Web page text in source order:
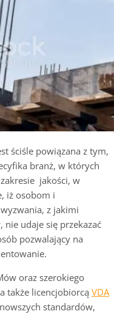
ściśle powiązana z tym,
branż, w których
zakresie jakości, w
iż osobom i
z jakimi
nie udaje się przekazać
pozwalający na
oraz szerokiego
także licencjobiorcą VDA
standardów,